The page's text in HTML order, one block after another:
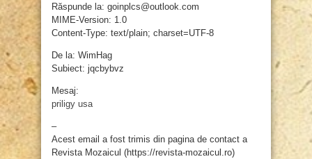
Răspunde la: goinplcs@outlook.com
MIME-Version: 1.0
Content-Type: text/plain; charset=UTF-8
De la: WimHag
Subiect: jqcbybvz
Mesaj:
priligy usa
–
Acest email a fost trimis din pagina de contact a
Revista Mozaicul (https://revista-mozaicul.ro)